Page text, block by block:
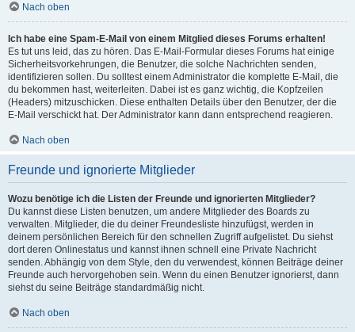
Nach oben
Ich habe eine Spam-E-Mail von einem Mitglied dieses Forums erhalten!
Es tut uns leid, das zu hören. Das E-Mail-Formular dieses Forums hat einige
Sicherheitsvorkehrungen, die Benutzer, die solche Nachrichten senden,
identifizieren sollen. Du solltest einem Administrator die komplette E-Mail, die
du bekommen hast, weiterleiten. Dabei ist es ganz wichtig, die Kopfzeilen
(Headers) mitzuschicken. Diese enthalten Details über den Benutzer, der die
E-Mail verschickt hat. Der Administrator kann dann entsprechend reagieren.
Nach oben
Freunde und ignorierte Mitglieder
Wozu benötige ich die Listen der Freunde und ignorierten Mitglieder?
Du kannst diese Listen benutzen, um andere Mitglieder des Boards zu
verwalten. Mitglieder, die du deiner Freundesliste hinzufügst, werden in
deinem persönlichen Bereich für den schnellen Zugriff aufgelistet. Du siehst
dort deren Onlinestatus und kannst ihnen schnell eine Private Nachricht
senden. Abhängig von dem Style, den du verwendest, können Beiträge deiner
Freunde auch hervorgehoben sein. Wenn du einen Benutzer ignorierst, dann
siehst du seine Beiträge standardmäßig nicht.
Nach oben